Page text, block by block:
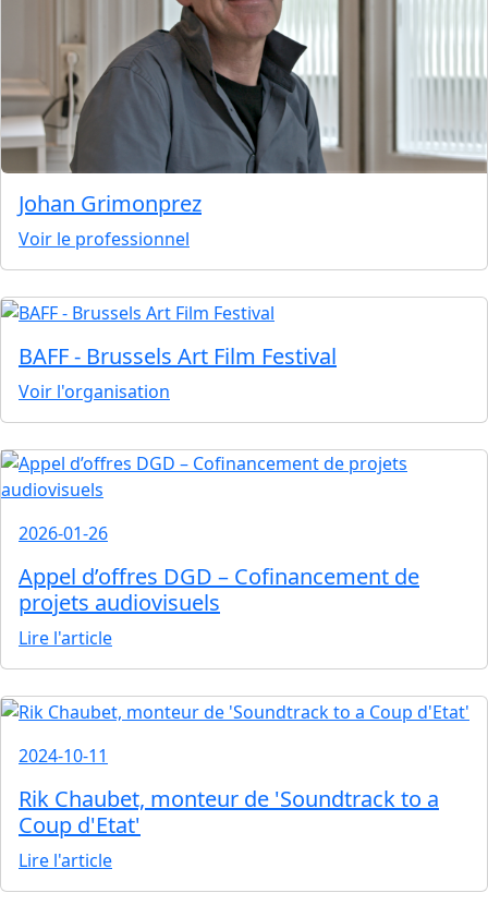
Johan Grimonprez
Voir le professionnel
BAFF - Brussels Art Film Festival
Voir l'organisation
2026-01-26
Appel d’offres DGD – Cofinancement de
projets audiovisuels
Lire l'article
2024-10-11
Rik Chaubet, monteur de 'Soundtrack to a
Coup d'Etat'
Lire l'article